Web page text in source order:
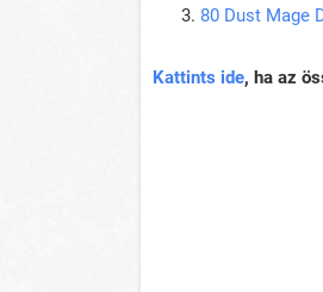
80 Dust Mage
Kattints ide, ha az